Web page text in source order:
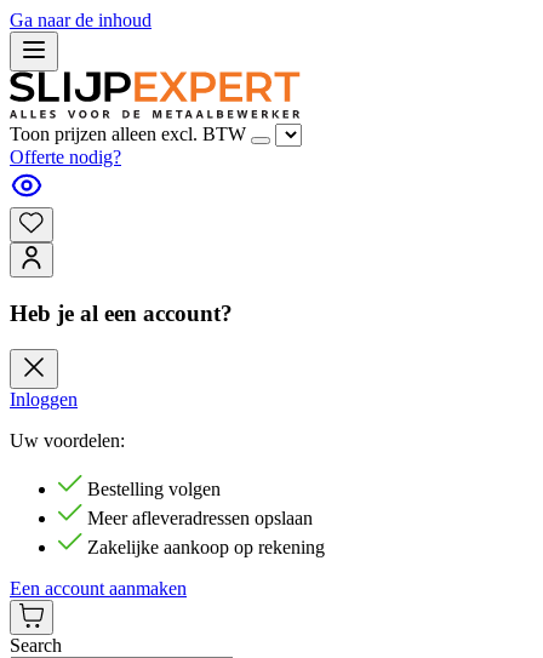
Ga naar de inhoud
Toon prijzen alleen excl. BTW
Offerte nodig?
Heb je al een account?
Inloggen
Uw voordelen:
Bestelling volgen
Meer afleveradressen opslaan
Zakelijke aankoop op rekening
Een account aanmaken
Search